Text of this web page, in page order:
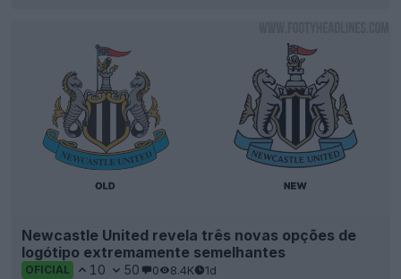
Newcastle United revela três novas opções de
logótipo extremamente semelhantes
OFICIAL 10 50 0 8.4K 1d